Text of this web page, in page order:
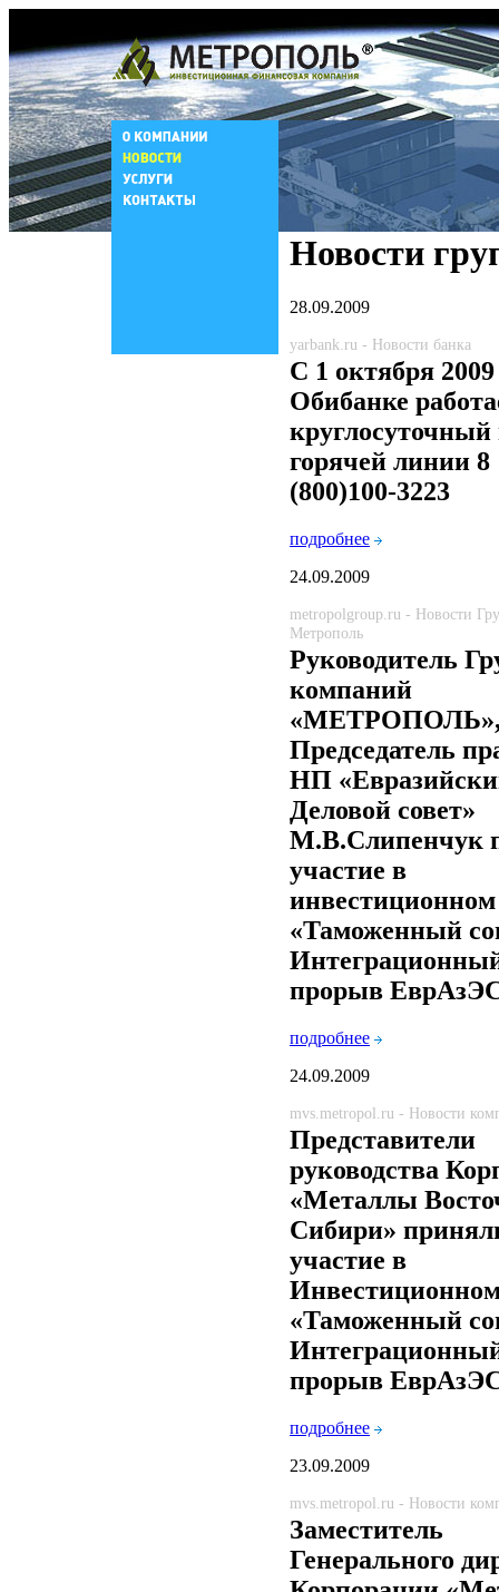
Новости
28.09.2009
yarbank.ru - Новости банка
C 1 октября 2009
Обибанке
круглосуточный
горячей линии 8
(800)100-3223
подробнее
24.09.2009
metropolgroup.ru - Новости
Метрополь
Руководитель
компаний
Председатель
НП
Деловой совет»
М.В.Слипенчук
участие в
«Таможенный
прорыв
подробнее
24.09.2009
mvs.metropol.ru - Новости
Представители
руководства
«Металлы
Сибири»
участие в
«Таможенный
прорыв
подробнее
23.09.2009
mvs.metropol.ru - Новости
Заместитель
Генерального